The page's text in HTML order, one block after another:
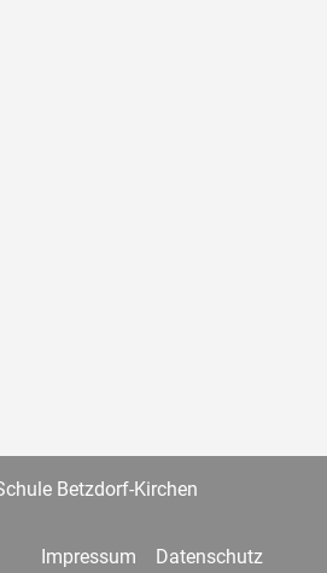
Betzdorf-Kirchen
Impressum Datenschutz